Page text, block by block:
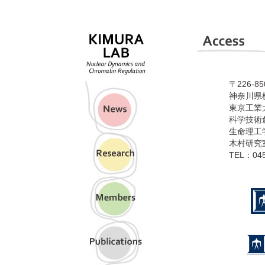
〒226-
神奈川県
東京工業
科学技術
生命理工
木村研究
TEL：